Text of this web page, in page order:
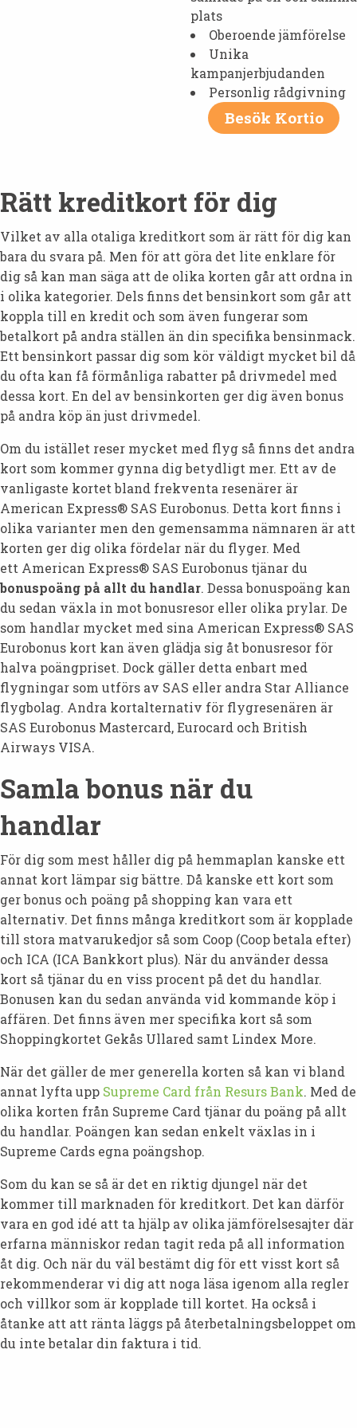
plats
Oberoende jämförelse
Unika
kampanjerbjudanden
Personlig rådgivning
Besök Kortio
Rätt kreditkort för dig
Vilket av alla otaliga kreditkort som är rätt för dig kan
bara du svara på. Men för att göra det lite enklare för
dig så kan man säga att de olika korten går att ordna in
i olika kategorier. Dels finns det bensinkort som går att
koppla till en kredit och som även fungerar som
betalkort på andra ställen än din specifika bensinmack.
Ett bensinkort passar dig som kör väldigt mycket bil då
du ofta kan få förmånliga rabatter på drivmedel med
dessa kort. En del av bensinkorten ger dig även bonus
på andra köp än just drivmedel.
Om du istället reser mycket med flyg så finns det andra
kort som kommer gynna dig betydligt mer. Ett av de
vanligaste kortet bland frekventa resenärer är
American Express® SAS Eurobonus. Detta kort finns i
olika varianter men den gemensamma nämnaren är att
korten ger dig olika fördelar när du flyger. Med
ett American Express® SAS Eurobonus tjänar du
bonuspoäng på allt du handlar. Dessa bonuspoäng kan
du sedan växla in mot bonusresor eller olika prylar. De
som handlar mycket med sina American Express® SAS
Eurobonus kort kan även glädja sig åt bonusresor för
halva poängpriset. Dock gäller detta enbart med
flygningar som utförs av SAS eller andra Star Alliance
flygbolag. Andra kortalternativ för flygresenären är
SAS Eurobonus Mastercard, Eurocard och British
Airways VISA.
Samla bonus när du
handlar
För dig som mest håller dig på hemmaplan kanske ett
annat kort lämpar sig bättre. Då kanske ett kort som
ger bonus och poäng på shopping kan vara ett
alternativ. Det finns många kreditkort som är kopplade
till stora matvarukedjor så som Coop (Coop betala efter)
och ICA (ICA Bankkort plus). När du använder dessa
kort så tjänar du en viss procent på det du handlar.
Bonusen kan du sedan använda vid kommande köp i
affären. Det finns även mer specifika kort så som
Shoppingkortet Gekås Ullared samt Lindex More.
När det gäller de mer generella korten så kan vi bland
annat lyfta upp Supreme Card från Resurs Bank. Med de
olika korten från Supreme Card tjänar du poäng på allt
du handlar. Poängen kan sedan enkelt växlas in i
Supreme Cards egna poängshop.
Som du kan se så är det en riktig djungel när det
kommer till marknaden för kreditkort. Det kan därför
vara en god idé att ta hjälp av olika jämförelsesajter där
erfarna människor redan tagit reda på all information
åt dig. Och när du väl bestämt dig för ett visst kort så
rekommenderar vi dig att noga läsa igenom alla regler
och villkor som är kopplade till kortet. Ha också i
åtanke att att ränta läggs på återbetalningsbeloppet om
du inte betalar din faktura i tid.